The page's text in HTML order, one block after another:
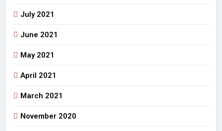
July 2021
June 2021
May 2021
April 2021
March 2021
November 2020